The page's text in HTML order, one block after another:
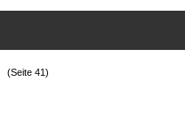
(Seite 41)